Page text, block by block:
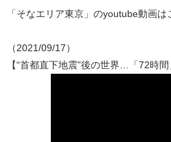
「そなエリア東京」のyoutube動画は
（2021/09/17）
【“首都直下地震”後の世界…「72時